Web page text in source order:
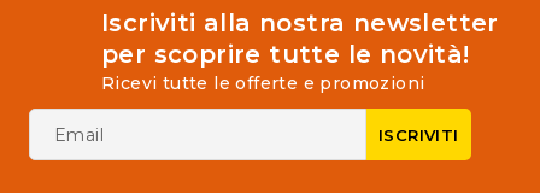
Iscriviti alla nostra newsletter
per scoprire tutte le novità!
Ricevi tutte le offerte e promozioni